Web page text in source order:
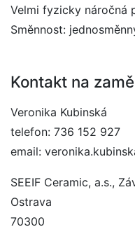
Velmi fyzicky náročná
Směnnost:
Kontakt na
Veronika Kubinská
telefon: 736 152 927
email:
SEEIF Ceramic, a.s.,
Ostrava
70300